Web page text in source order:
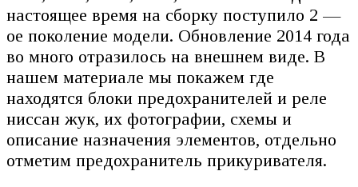
настоящее время на сборку поступило 2 —
ое поколение модели. Обновление 2014 года
во много отразилось на внешнем виде. В
нашем материале мы покажем где
находятся блоки предохранителей и реле
ниссан жук, их фотографии, схемы и
описание назначения элементов, отдельно
отметим предохранитель прикуривателя.